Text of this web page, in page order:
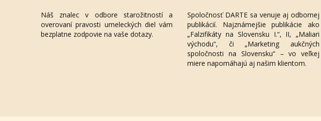
Náš znalec v odbore starožitností a
overovaní pravosti umeleckých diel vám
bezplatne zodpovie na vaše dotazy.
Spoločnosť DARTE sa venuje aj odbornej
publikácií. Najznámejšie publikácie ako
„Falzifikáty na Slovensku I.“, II, „Maliari
východu“, či „Marketing aukčných
spoločnosti na Slovensku“ – vo veľkej
miere napomáhajú aj našim klientom.